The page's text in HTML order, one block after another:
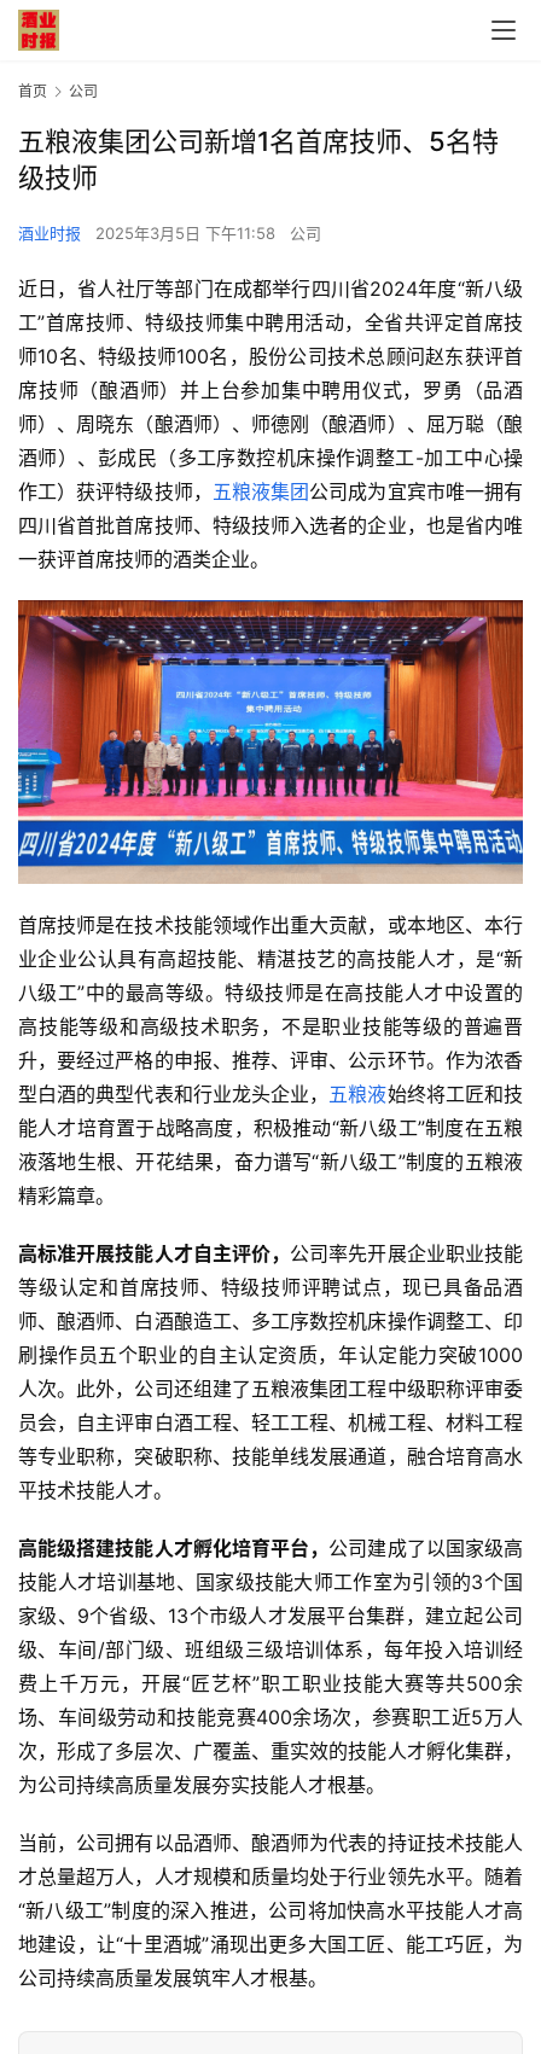
首
页
司
深
度
人
物
观
活
动
登录 注册
首页 公司
五粮液集团公司新增1名首席技师、5名特
级技师
酒业时报 2025年3月5日 下午11:58 公司
近日，省人社厅等部门在成都举行四川省2024年度“新八级
工”首席技师、特级技师集中聘用活动，全省共评定首席技
师10名、特级技师100名，股份公司技术总顾问赵东获评首
席技师（酿酒师）并上台参加集中聘用仪式，罗勇（品酒
师）、周晓东（酿酒师）、师德刚（酿酒师）、屈万聪（酿
酒师）、彭成民（多工序数控机床操作调整工-加工中心操
作工）获评特级技师， 五粮液集团公司成为宜宾市唯一拥有
四川省首批首席技师、特级技师入选者的企业，也是省内唯
一获评首席技师的酒类企业。
首席技师是在技术技能领域作出重大贡献，或本地区、本行
业企业公认具有高超技能、精湛技艺的高技能人才，是“新
八级工”中的最高等级。特级技师是在高技能人才中设置的
高技能等级和高级技术职务，不是职业技能等级的普遍晋
升，要经过严格的申报、推荐、评审、公示环节。作为浓香
型白酒的典型代表和行业龙头企业， 五粮液始终将工匠和技
能人才培育置于战略高度，积极推动“新八级工”制度在五粮
液落地生根、开花结果，奋力谱写“新八级工”制度的五粮液
精彩篇章。
高标准开展技能人才自主评价， 公司率先开展企业职业技能
等级认定和首席技师、特级技师评聘试点，现已具备品酒
师、酿酒师、白酒酿造工、多工序数控机床操作调整工、印
刷操作员五个职业的自主认定资质，年认定能力突破1000
人次。此外，公司还组建了五粮液集团工程中级职称评审委
员会，自主评审白酒工程、轻工工程、机械工程、材料工程
等专业职称，突破职称、技能单线发展通道，融合培育高水
平技术技能人才。
高能级搭建技能人才孵化培育平台， 公司建成了以国家级高
技能人才培训基地、国家级技能大师工作室为引领的3个国
家级、9个省级、13个市级人才发展平台集群，建立起公司
级、车间/部门级、班组级三级培训体系，每年投入培训经
费上千万元，开展“匠艺杯”职工职业技能大赛等共500余
场、车间级劳动和技能竞赛400余场次，参赛职工近5万人
次，形成了多层次、广覆盖、重实效的技能人才孵化集群，
为公司持续高质量发展夯实技能人才根基。
当前，公司拥有以品酒师、酿酒师为代表的持证技术技能人
才总量超万人，人才规模和质量均处于行业领先水平。随着
“新八级工”制度的深入推进，公司将加快高水平技能人才高
地建设，让“十里酒城”涌现出更多大国工匠、能工巧匠，为
公司持续高质量发展筑牢人才根基。